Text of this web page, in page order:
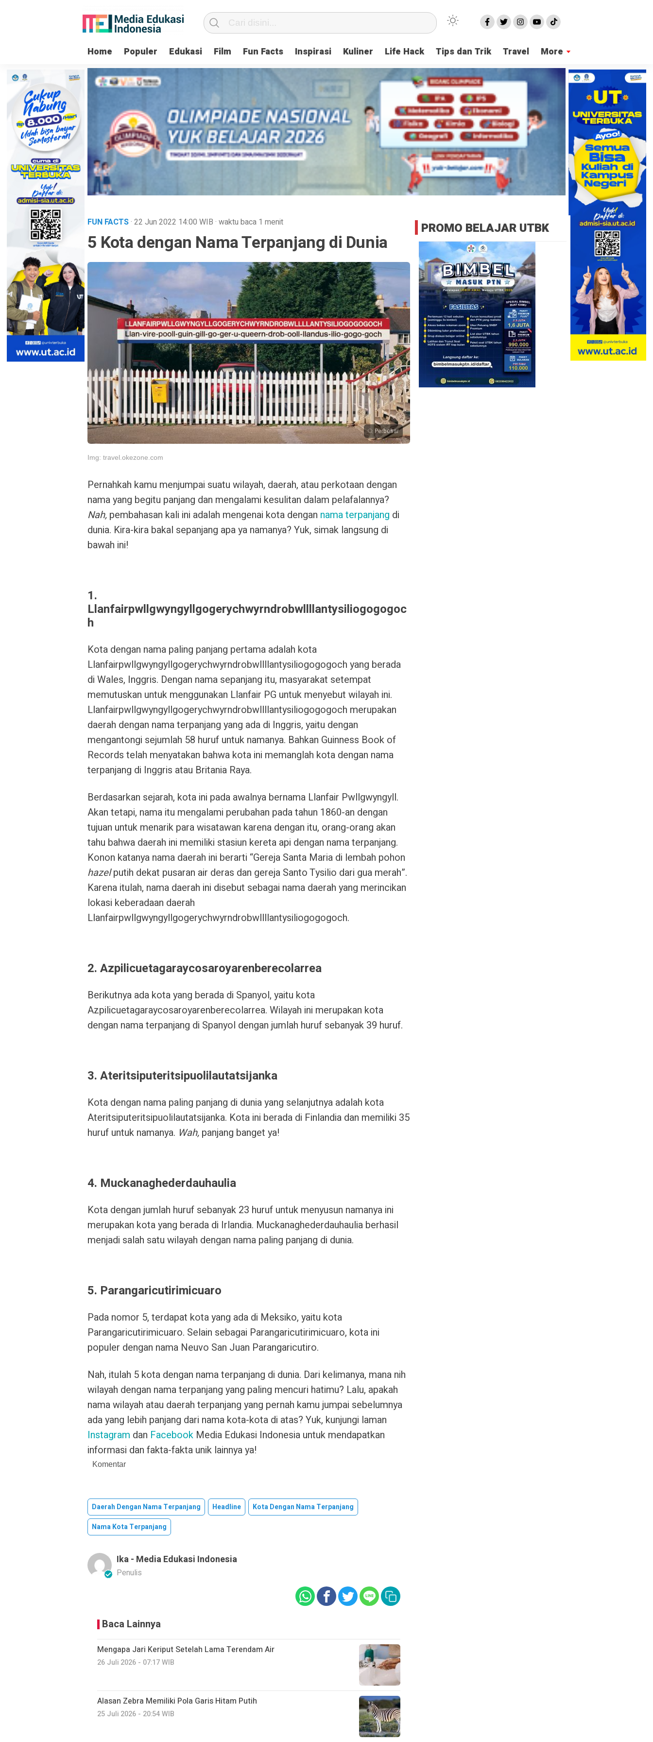
Home Populer Edukasi Film Fun Facts Inspirasi Kuliner Life Hack Tips dan Trik Travel More
FUN FACTS· 22 Jun 2022 14:00 WIB · waktu baca 1 menit
5 Kota dengan Nama Terpanjang di Dunia
Perbesar
Img: travel.okezone.com
Pernahkah kamu menjumpai suatu wilayah, daerah, atau perkotaan dengan
nama yang begitu panjang dan mengalami kesulitan dalam pelafalannya?
Nah, pembahasan kali ini adalah mengenai kota dengan nama terpanjang di
dunia. Kira-kira bakal sepanjang apa ya namanya? Yuk, simak langsung di
bawah ini!
1.
Llanfairpwllgwyngyllgogerychwyrndrobwllllantysiliogogogoc
h
Kota dengan nama paling panjang pertama adalah kota
Llanfairpwllgwyngyllgogerychwyrndrobwllllantysiliogogogoch yang berada
di Wales, Inggris. Dengan nama sepanjang itu, masyarakat setempat
memutuskan untuk menggunakan Llanfair PG untuk menyebut wilayah ini.
Llanfairpwllgwyngyllgogerychwyrndrobwllllantysiliogogogoch merupakan
daerah dengan nama terpanjang yang ada di Inggris, yaitu dengan
mengantongi sejumlah 58 huruf untuk namanya. Bahkan Guinness Book of
Records telah menyatakan bahwa kota ini memanglah kota dengan nama
terpanjang di Inggris atau Britania Raya.
Berdasarkan sejarah, kota ini pada awalnya bernama Llanfair Pwllgwyngyll.
Akan tetapi, nama itu mengalami perubahan pada tahun 1860-an dengan
tujuan untuk menarik para wisatawan karena dengan itu, orang-orang akan
tahu bahwa daerah ini memiliki stasiun kereta api dengan nama terpanjang.
Konon katanya nama daerah ini berarti “Gereja Santa Maria di lembah pohon
hazelputih dekat pusaran air deras dan gereja Santo Tysilio dari gua merah”.
Karena itulah, nama daerah ini disebut sebagai nama daerah yang merincikan
lokasi keberadaan daerah
Llanfairpwllgwyngyllgogerychwyrndrobwllllantysiliogogogoch.
2. Azpilicuetagaraycosaroyarenberecolarrea
Berikutnya ada kota yang berada di Spanyol, yaitu kota
Azpilicuetagaraycosaroyarenberecolarrea. Wilayah ini merupakan kota
dengan nama terpanjang di Spanyol dengan jumlah huruf sebanyak 39 huruf.
3. Ateritsiputeritsipuolilautatsijanka
Kota dengan nama paling panjang di dunia yang selanjutnya adalah kota
Ateritsiputeritsipuolilautatsijanka. Kota ini berada di Finlandia dan memiliki 35
huruf untuk namanya. Wah, panjang banget ya!
4. Muckanaghederdauhaulia
Kota dengan jumlah huruf sebanyak 23 huruf untuk menyusun namanya ini
merupakan kota yang berada di Irlandia. Muckanaghederdauhaulia berhasil
menjadi salah satu wilayah dengan nama paling panjang di dunia.
5. Parangaricutirimicuaro
Pada nomor 5, terdapat kota yang ada di Meksiko, yaitu kota
Parangaricutirimicuaro. Selain sebagai Parangaricutirimicuaro, kota ini
populer dengan nama Neuvo San Juan Parangaricutiro.
Nah, itulah 5 kota dengan nama terpanjang di dunia. Dari kelimanya, mana nih
wilayah dengan nama terpanjang yang paling mencuri hatimu? Lalu, apakah
nama wilayah atau daerah terpanjang yang pernah kamu jumpai sebelumnya
ada yang lebih panjang dari nama kota-kota di atas? Yuk, kunjungi laman
Instagram dan Facebook Media Edukasi Indonesia untuk mendapatkan
informasi dan fakta-fakta unik lainnya ya!
Komentar
Daerah Dengan Nama Terpanjang Headline
Kota Dengan Nama Terpanjang
Nama Kota Terpanjang
Ika - Media Edukasi Indonesia
Penulis
Baca Lainnya
Mengapa Jari Keriput Setelah Lama Terendam Air
26 Juli 2026 - 07:17 WIB
Alasan Zebra Memiliki Pola Garis Hitam Putih
25 Juli 2026 - 20:54 WIB
PROMO BELAJAR UTBK